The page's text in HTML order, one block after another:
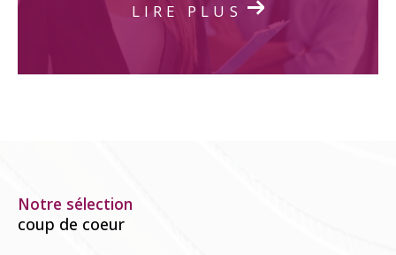
LIRE PLUS
Notre sélection
coup de coeur